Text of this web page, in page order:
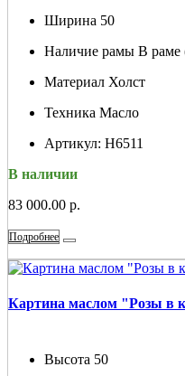
Ширина 50
Наличие рамы В раме
Материал Холст
Техника Масло
Артикул: Н6511
В наличии
83 000.00 р.
Подробнее
Картина маслом "Розы в
Высота 50